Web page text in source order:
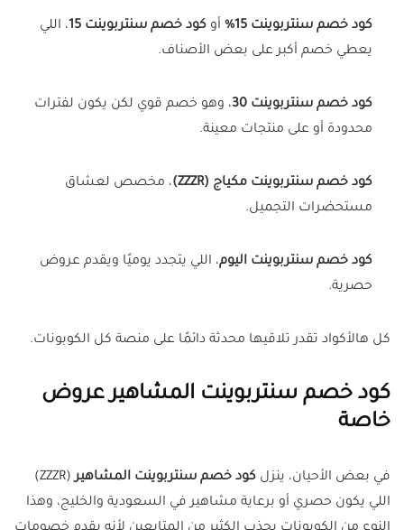
كود خصم سنتربوينت 15% أو كود خصم سنتربوينت 15
، اللي
يعطي خصم أكبر على بعض الأصناف.
كود خصم سنتربوينت 30
، وهو خصم قوي لكن يكون لفترات
محدودة أو على منتجات معينة.
كود خصم سنتربوينت مكياج (ZZZR)
، مخصص لعشاق
مستحضرات التجميل.
كود خصم سنتربوينت اليوم، اللي يتجدد يوميًا ويقدم عروض
حصرية.
كل هالأكواد تقدر تلاقيها محدثة دائمًا على منصة كل الكوبونات.
كود خصم سنتربوينت المشاهير عروض
خاصة
في بعض الأحيان، ينزل كود خصم سنتربوينت المشاهير
(ZZZR)
اللي يكون حصري أو برعاية مشاهير في السعودية والخليج، وهذا